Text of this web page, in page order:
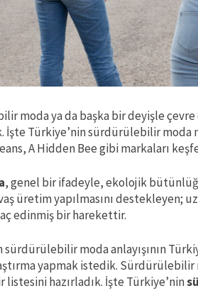
moda ya da başka bir deyişle
İşte Türkiye’nin sürdürülebilir moda
A Hidden Bee gibi markaları
, genel bir ifadeyle, ekolojik
üretim yapılmasını destekleyen;
edinmiş bir harekettir.
moda anlayışının
yapmak istedik. Sürdürülebilir
listesini hazırladık. İşte Türkiye’nin